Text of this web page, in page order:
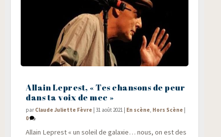
Allain Leprest, « Tes chansons de peur
dans ta voix de mec »
par Claude Juliette Fèvre |31 août 2021 | En scène Hors Scène |
0
Allain Leprest « un soleil de galaxie… nous, on est des